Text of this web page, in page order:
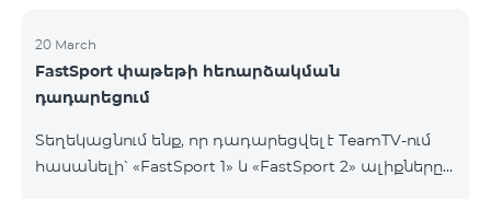
20 March
FastSport փաթեթի հեռարձակման
դադարեցում
Տեղեկացնում ենք, որ դադարեցվել է TeamTV-ում
հասանելի՝ «FastSport 1» և «FastSport 2» ալիքները